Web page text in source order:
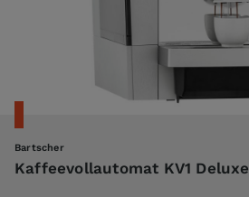
Bartscher
Kaffeevollautomat KV1 Deluxe